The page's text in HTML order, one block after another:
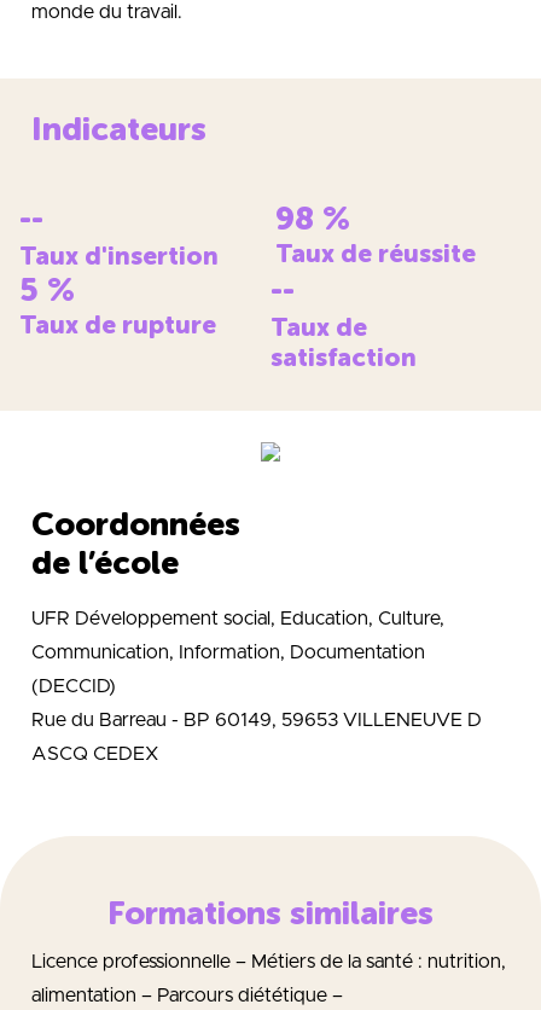
monde du travail.
Indicateurs
--
Taux d'insertion
98 %
Taux de réussite
5 %
Taux de rupture
--
Taux de
satisfaction
Coordonnées
de l’école
UFR Développement social, Education, Culture,
Communication, Information, Documentation
(DECCID)
Rue du Barreau - BP 60149, 59653 VILLENEUVE D
ASCQ CEDEX
Formations similaires
Licence professionnelle – Métiers de la santé : nutrition,
alimentation – Parcours diététique –